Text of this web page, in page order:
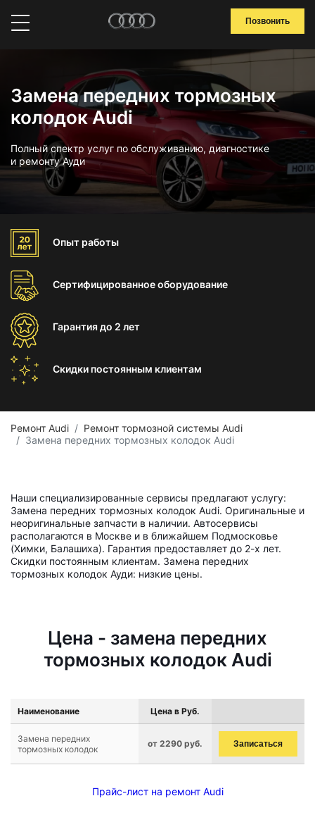
Позвонить
Замена передних тормозных
колодок Audi
Полный спектр услуг по обслуживанию, диагностике
и ремонту Ауди
Опыт работы
Сертифицированноеоборудование
Гарантиядо 2 лет
Скидки постоянным клиентам
Ремонт Audi
Ремонт тормозной системы Audi
Замена передних тормозных колодок Audi
Наши специализированные сервисы предлагают услугу:
Замена передних тормозных колодок Audi. Оригинальные и
неоригинальные запчасти в наличии. Автосервисы
располагаются в Москве и в ближайшем Подмосковье
(Химки, Балашиха). Гарантия предоставляет до 2-х лет.
Скидки постоянным клиентам. Замена передних
тормозных колодок Ауди: низкие цены.
Цена - замена передних
тормозных колодок Audi
Наименование Цена в Руб.
Замена передних
тормозных колодок
от 2290 руб. Записаться
Прайс-лист на ремонт Audi